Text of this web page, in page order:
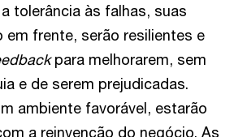
tolerância às falhas, suas
em frente, serão resilientes e
para melhorarem, sem
e de serem prejudicadas.
ambiente favorável, estarão
a reinvenção do negócio. As